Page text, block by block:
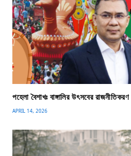
পহেলা বৈশাখঃ বাঙ্গালির উৎসবের রাজনীতিকরণ
APRIL 14, 2026